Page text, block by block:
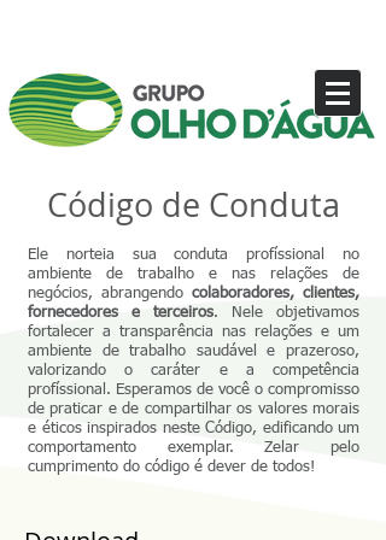
Código de Conduta
Ele norteia sua conduta profíssional no
ambiente de trabalho e nas relações de
negócios, abrangendo colaboradores, clientes,
fornecedores e terceiros. Nele objetivamos
fortalecer a transparência nas relações e um
ambiente de trabalho saudável e prazeroso,
valorizando o caráter e a competência
profíssional. Esperamos de você o compromisso
de praticar e de compartilhar os valores morais
e éticos inspirados neste Código, edificando um
comportamento exemplar. Zelar pelo
cumprimento do código é dever de todos!